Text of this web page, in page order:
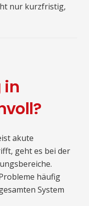
nur kurzfristig,
in
akute
geht es bei der
häufig
System